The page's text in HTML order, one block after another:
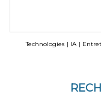
Technologies | IA |